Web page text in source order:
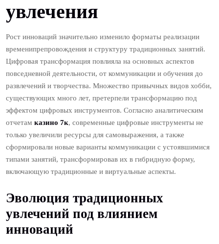
увлечения
Рост инноваций значительно изменило форматы реализации
временипрепровождения и структуру традиционных занятий.
Цифровая трансформация повлияла на основных аспектов
повседневной деятельности, от коммуникации и обучения до
развлечений и творчества. Множество привычных видов хобби,
существующих много лет, претерпели трансформацию под
эффектом цифровых инструментов. Согласно аналитическим
отчетам казино 7к, современные цифровые инструменты не
только увеличили ресурсы для самовыражения, а также
сформировали новые варианты коммуникации с устоявшимися
типами занятий, трансформировав их в гибридную форму,
включающую традиционные и виртуальные аспекты.
Эволюция традиционных
увлечений под влиянием
инноваций